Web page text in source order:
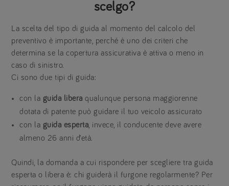
scelgo?
La scelta del tipo di guida al momento del calcolo del
preventivo è importante, perché è uno dei criteri che
determina se la copertura assicurativa è attiva o meno in
caso di sinistro.
Ci sono due tipi di guida:
con la guida libera qualunque persona maggiorenne
dotata di patente può guidare il tuo veicolo assicurato
con la guida esperta , invece, il conducente deve avere
almeno 26 anni d’età.
Quindi, la domanda a cui rispondere per scegliere tra guida
esperta o libera è: chi guiderà il furgone regolarmente? Per